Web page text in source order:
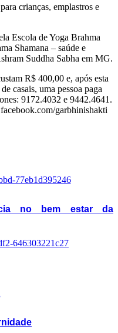
crianças, emplastros e
Escola de Yoga Brahma
Shamana – saúde e
Suddha Sabha em MG.
R$ 400,00 e, após esta
casais, uma pessoa paga
9172.4032 e 9442.4641.
garbhinishakti
no bem estar da